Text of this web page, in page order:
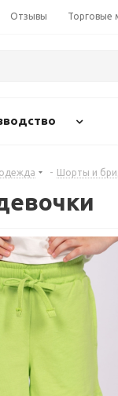
Отзывы Торговые
- Шорты и